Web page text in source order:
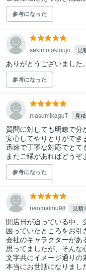
参考になった
sekimotokinujo 見
ありがとうございました。
参考になった
masumikaguT 見
質問に対しても明瞭で分
安心してやりとりができ
迅速で丁寧な対応でとて
またご縁があればどうぞ
参考になった
neomaimu98 見積
開店日が迫っている中、
困っていたところをお引
会社のキャラクターがあ
思ってましたが、そんな
文字共にイメージ通りの
本当にお世話になりまし